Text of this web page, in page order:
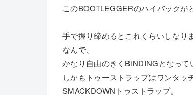
このBOOTLEGGERのハイバックが
手で握り締めるとこれくらいしなりま
なんで、
かなり自由のきくBINDINGとなって
しかもトゥーストラップはワンタッ
SMACKDOWNトゥストラップ。